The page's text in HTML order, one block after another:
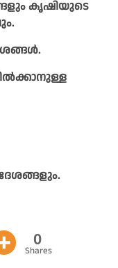
കൃഷിയുടെ
0
Shares